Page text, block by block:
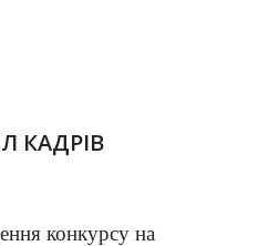
КАДРІВ
конкурсу на